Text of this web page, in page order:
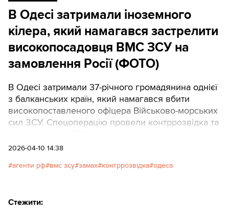
В Одесі затримали іноземного
кілера, який намагався застрелити
високопосадовця ВМС ЗСУ на
замовлення Росії (ФОТО)
В Одесі затримали 37-річного громадянина однієї
з балканських країн, який намагався вбити
високопоставленого офіцера Військово-морських
сил ЗСУ. Спецоперацію провели контррозвідка та
підозрюваним.
2026-04-10 14:38
агенти рф вмс зсу замах контррозвідка одеса
Стежити: